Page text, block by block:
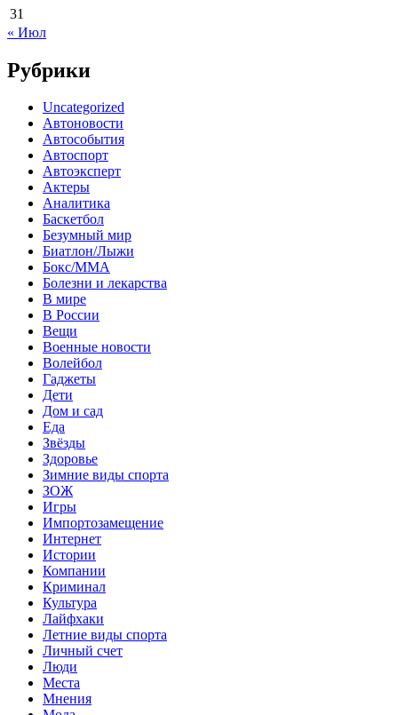
31
« Июл
Рубрики
Uncategorized
Автоновости
Автособытия
Автоспорт
Автоэксперт
Актеры
Аналитика
Баскетбол
Безумный мир
Биатлон/Лыжи
Бокс/MMA
Болезни и лекарства
В мире
В России
Вещи
Военные новости
Волейбол
Гаджеты
Дети
Дом и сад
Еда
Звёзды
Здоровье
Зимние виды спорта
ЗОЖ
Игры
Импортозамещение
Интернет
Истории
Компании
Криминал
Культура
Лайфхаки
Летние виды спорта
Личный счет
Люди
Места
Мнения